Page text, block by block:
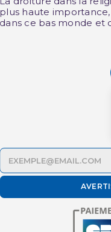
plus haute importance,
dans ce bas monde et